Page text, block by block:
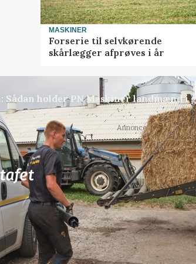
MASKINER
Forserie til selvkørende
skårlægger afprøves i år
holder PN Maskiner landmænd i
Annonce
77ledige stillinger
/ Trainee
dræn/